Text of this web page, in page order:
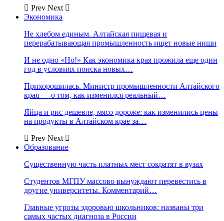
Prev Next
Экономика
Не хлебом единым. Алтайская пищевая и
перерабатывающая промышленность ищет новые ниши
И не одно «Но!» Как экономика края прожила еще один
год в условиях поиска новых…
Прихорошилась. Министр промышленности Алтайского
края — о том, как изменился реальный…
Яйца и рис дешевле, мясо дороже: как изменились цены
на продукты в Алтайском крае за…
Prev Next
Образование
Существенную часть платных мест сократят в вузах
Студентов МГПУ массово вынуждают перевестись в
другие университеты. Комментарий…
Главные угрозы здоровью школьников: названы три
самых частых диагноза в России